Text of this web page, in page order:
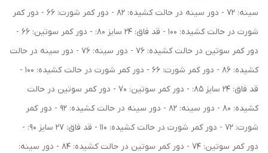
سینه: 72 - دور سینه در حالت کشیده: 82 - دور کمر شورت: 66 - دور کمر
شورت در حالت کشیده: 100 - قد فاق: 24 سایز 80: - دور کمر سوتین: 66 -
دور کمر سوتین در حالت کشیده: 76 - دور سینه: 76 - دور سینه در حالت
کشیده: 86 - دور کمر شورت: 66 - دور کمر شورت در حالت کشیده: 100 -
قد فاق: 24 سایز 85: - دور کمر سوتین: 70 - دور کمر سوتین در حالت
کشیده: 80 - دور سینه: 82 - دور سینه در حالت کشیده: 92 - دور کمر
شورت: 72 - دور کمر شورت در حالت کشیده: 110 - قد فاق: 27 سایز 90: -
دور کمر سوتین: 74 - دور کمر سوتین در حالت کشیده: 84 - دور سینه: